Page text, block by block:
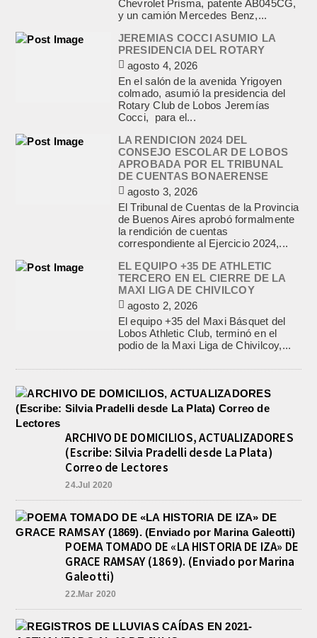
Chevrolet Prisma, patente AB045CG,
y un camión Mercedes Benz,...
JEREMIAS COCCI ASUMIO LA
PRESIDENCIA DEL ROTARY
agosto 4, 2026
En el salón de la avenida Yrigoyen
colmado, asumió la presidencia del
Rotary Club de Lobos Jeremías
Cocci, para el...
LA RENDICION 2024 DEL
CONSEJO ESCOLAR DE LOBOS
APROBADA POR EL TRIBUNAL
DE CUENTAS BONAERENSE
agosto 3, 2026
El Tribunal de Cuentas de la Provincia
de Buenos Aires aprobó formalmente
la rendición de cuentas
correspondiente al Ejercicio 2024,...
EL EQUIPO +35 DE ATHLETIC
TERCERO EN EL CIERRE DE LA
MAXI LIGA DE CHIVILCOY
agosto 2, 2026
El equipo +35 del Maxi Básquet del
Lobos Athletic Club, terminó en el
podio de la Maxi Liga de Chivilcoy,...
ARCHIVO DE DOMICILIOS, ACTUALIZADORES
(Escribe: Silvia Pradelli desde La Plata)
Correo de Lectores
24.Jul 2020
POEMA TOMADO DE «LA HISTORIA DE IZA» DE
GRACE RAMSAY (1869). (Enviado por Marina
Galeotti)
22.Mar 2020